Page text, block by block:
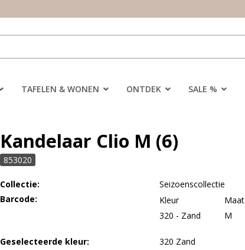
TAFELEN & WONEN ONTDEK SALE %
Kandelaar Clio M (6)
853020
Collectie:
Seizoenscollectie
Barcode:
Kleur Maat
320 - Zand
M
Geselecteerde kleur: 320 Zand